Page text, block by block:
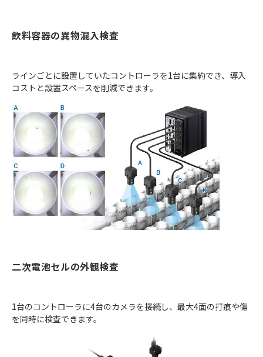
飲料容器の異物混入検査
ラインごとに設置していたコントローラを1台に集約でき、導入
コストと設置スペースを削減できます。
二次電池セルの外観検査
1台のコントローラに4台のカメラを接続し、最大4面の打痕や傷
を同時に検査できます。